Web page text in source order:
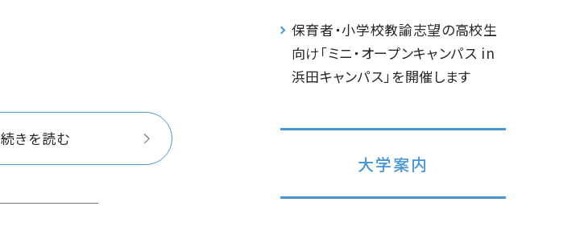
続きを読む
保育者・小学校教諭志望の高校生
向け「ミニ・オープンキャンパス in
浜田キャンパス」を開催します
大学案内